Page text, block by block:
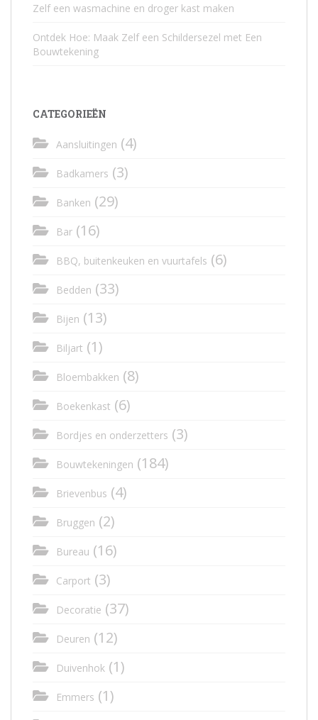
Zelf een wasmachine en droger kast maken
Ontdek Hoe: Maak Zelf een Schildersezel met Een
Bouwtekening
CATEGORIEËN
Aansluitingen (4)
Badkamers (3)
Banken (29)
Bar (16)
BBQ, buitenkeuken en vuurtafels (6)
Bedden (33)
Bijen (13)
Biljart (1)
Bloembakken (8)
Boekenkast (6)
Bordjes en onderzetters (3)
Bouwtekeningen (184)
Brievenbus (4)
Bruggen (2)
Bureau (16)
Carport (3)
Decoratie (37)
Deuren (12)
Duivenhok (1)
Emmers (1)